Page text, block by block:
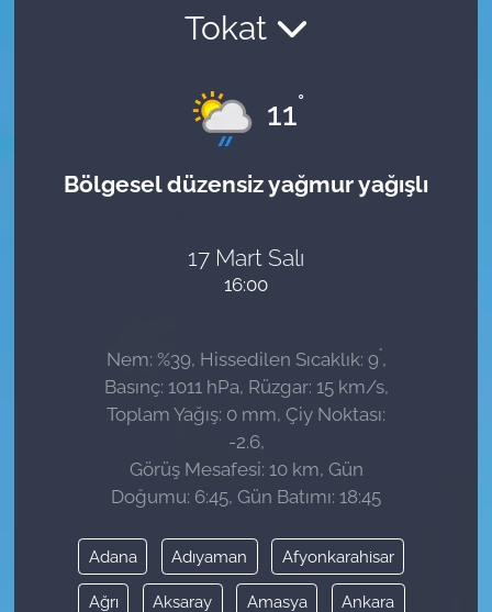
Tokat
11°
Bölgesel düzensiz yağmur yağışlı
17 Mart Salı
16:00
Nem: %39, Hissedilen Sıcaklık: 9°,
Basınç: 1011 hPa, Rüzgar: 15 km/s,
Toplam Yağış: 0 mm, Çiy Noktası:
-2.6,
Görüş Mesafesi: 10 km, Gün
Doğumu: 6:45, Gün Batımı: 18:45
Adana Adıyaman Afyonkarahisar
Ağrı Aksaray Amasya Ankara